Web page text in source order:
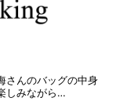
さんのバッグの中身
しみながら…